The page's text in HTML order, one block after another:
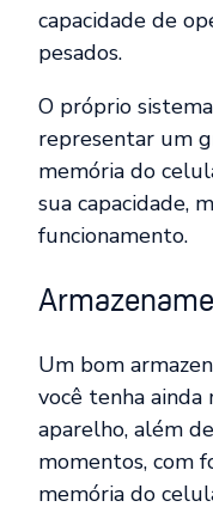
capacidade de
pesados.
O próprio
representar um
memória do
sua capacidade,
funcionamento.
Um bom
você tenha ainda
aparelho, além
momentos, com
memória do